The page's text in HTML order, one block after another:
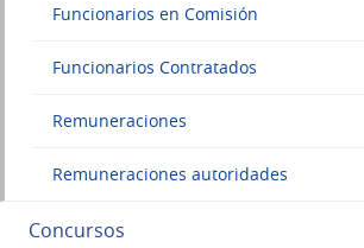
Funcionarios en Comisión
Funcionarios Contratados
Remuneraciones
Remuneraciones autoridades
Concursos